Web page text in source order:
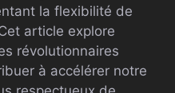
la flexibilité de
article explore
révolutionnaires
à accélérer notre